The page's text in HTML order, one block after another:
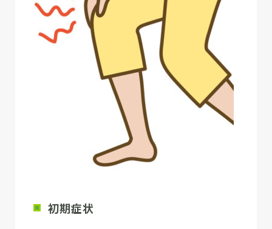
初期症状